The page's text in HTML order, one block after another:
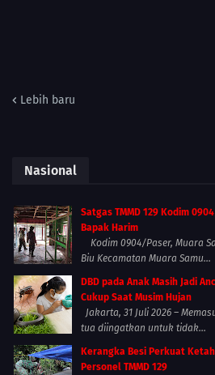
Lebih baru
Nasional
Satgas TMMD 129 Kodim
Bapak Harim
Kodim 0904/Paser, Muara
Biu Kecamatan Muara Samu...
DBD pada Anak Masih Jadi
Cukup Saat Musim Hujan
Jakarta, 31 Juli 2026 –
tua diingatkan untuk tidak...
Kerangka Besi Perkuat
Personel TMMD 129